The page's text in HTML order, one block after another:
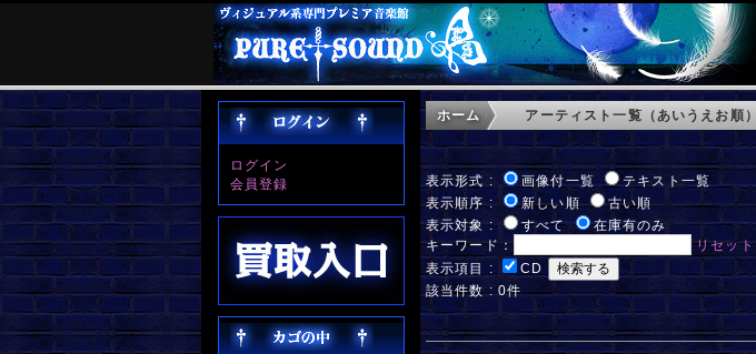
ログイン
会員登録
ホーム アーティスト一覧（あいうえお順）
表示形式 :
画像付一覧
テキスト一覧
表示順序 :
新しい順
古い順
表示対象 :
すべて
在庫有のみ
キーワード：
リセット
表示項目 :
CD
該当件数 : 0件